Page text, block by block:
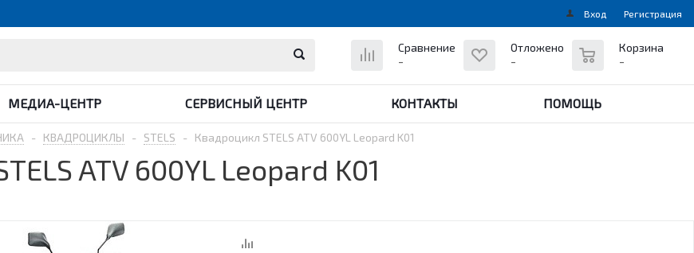
Вход Регистрация
Сравнение
-
Отложено
-
Корзина
-
МЕДИА-ЦЕНТР СЕРВИСНЫЙ ЦЕНТР КОНТАКТЫ ПОМОЩЬ
- КВАДРОЦИКЛЫ - STELS - Квадроцикл STELS ATV 600YL Leopard K01
ATV 600YL Leopard K01